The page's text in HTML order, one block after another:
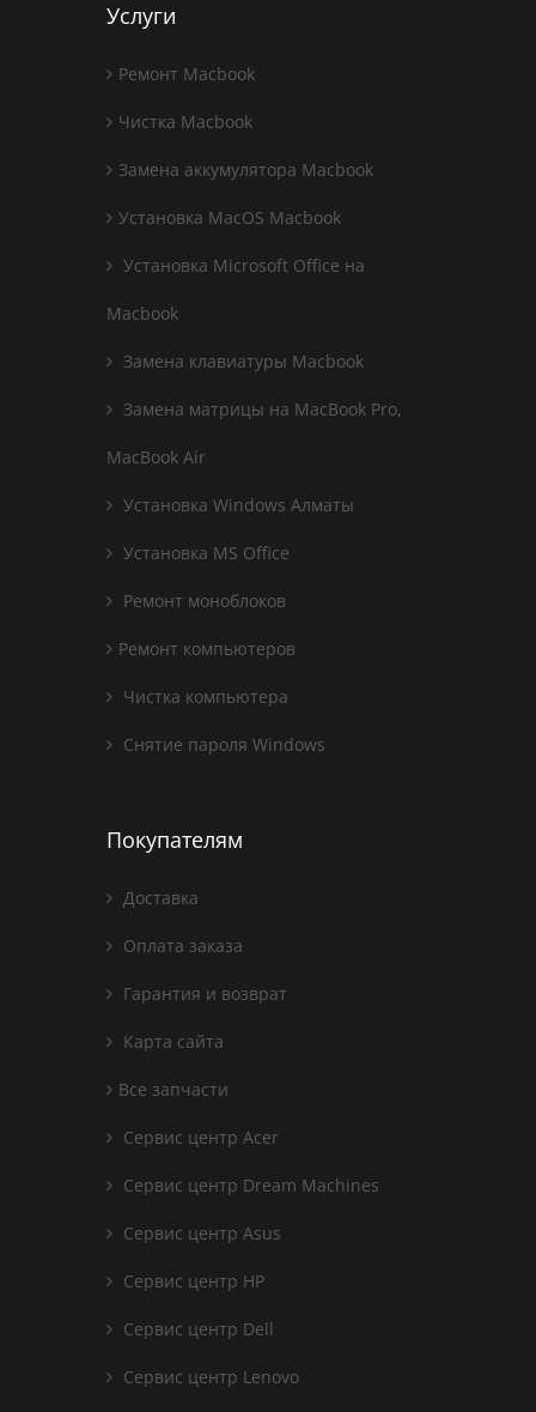
Услуги
Ремонт Macbook
Чистка Macbook
Замена аккумулятора Macbook
Установка MacOS Macbook
Установка Microsoft Office на
Macbook
Замена клавиатуры Macbook
Замена матрицы на MacBook Pro,
MacBook Air
Установка Windows Алматы
Установка MS Office
Ремонт моноблоков
Ремонт компьютеров
Чистка компьютера
Снятие пароля Windows
Покупателям
Доставка
Оплата заказа
Гарантия и возврат
Карта сайта
Все запчасти
Сервис центр Acer
Сервис центр Dream Machines
Сервис центр Asus
Сервис центр HP
Сервис центр Dell
Сервис центр Lenovo